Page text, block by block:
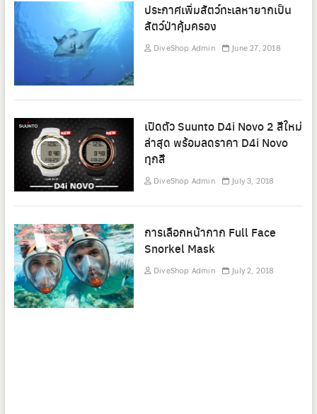
ประกาศเพิ่มสัตว์ทะเลหายากเป็น
สัตว์ป่าคุ้มครอง
DiveShop Admin June 27, 2018
เปิดตัว Suunto D4i Novo 2 สีใหม่
ล่าสุด พร้อมลดราคา D4i Novo
ทุกสี
DiveShop Admin July 3, 2018
การเลือกหน้ากาก Full Face
Snorkel Mask
DiveShop Admin July 2, 2018